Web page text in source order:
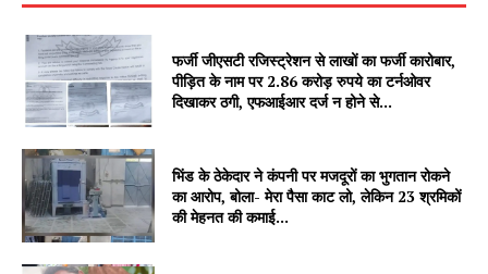
फर्जी जीएसटी रजिस्ट्रेशन से लाखों का फर्जी कारोबार,
पीड़ित के नाम पर 2.86 करोड़ रुपये का टर्नओवर
दिखाकर ठगी, एफआईआर दर्ज न होने से...
भिंड के ठेकेदार ने कंपनी पर मजदूरों का भुगतान रोकने
का आरोप, बोला- मेरा पैसा काट लो, लेकिन 23 श्रमिकों
की मेहनत की कमाई...